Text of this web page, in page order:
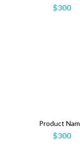
$300
Product
$300